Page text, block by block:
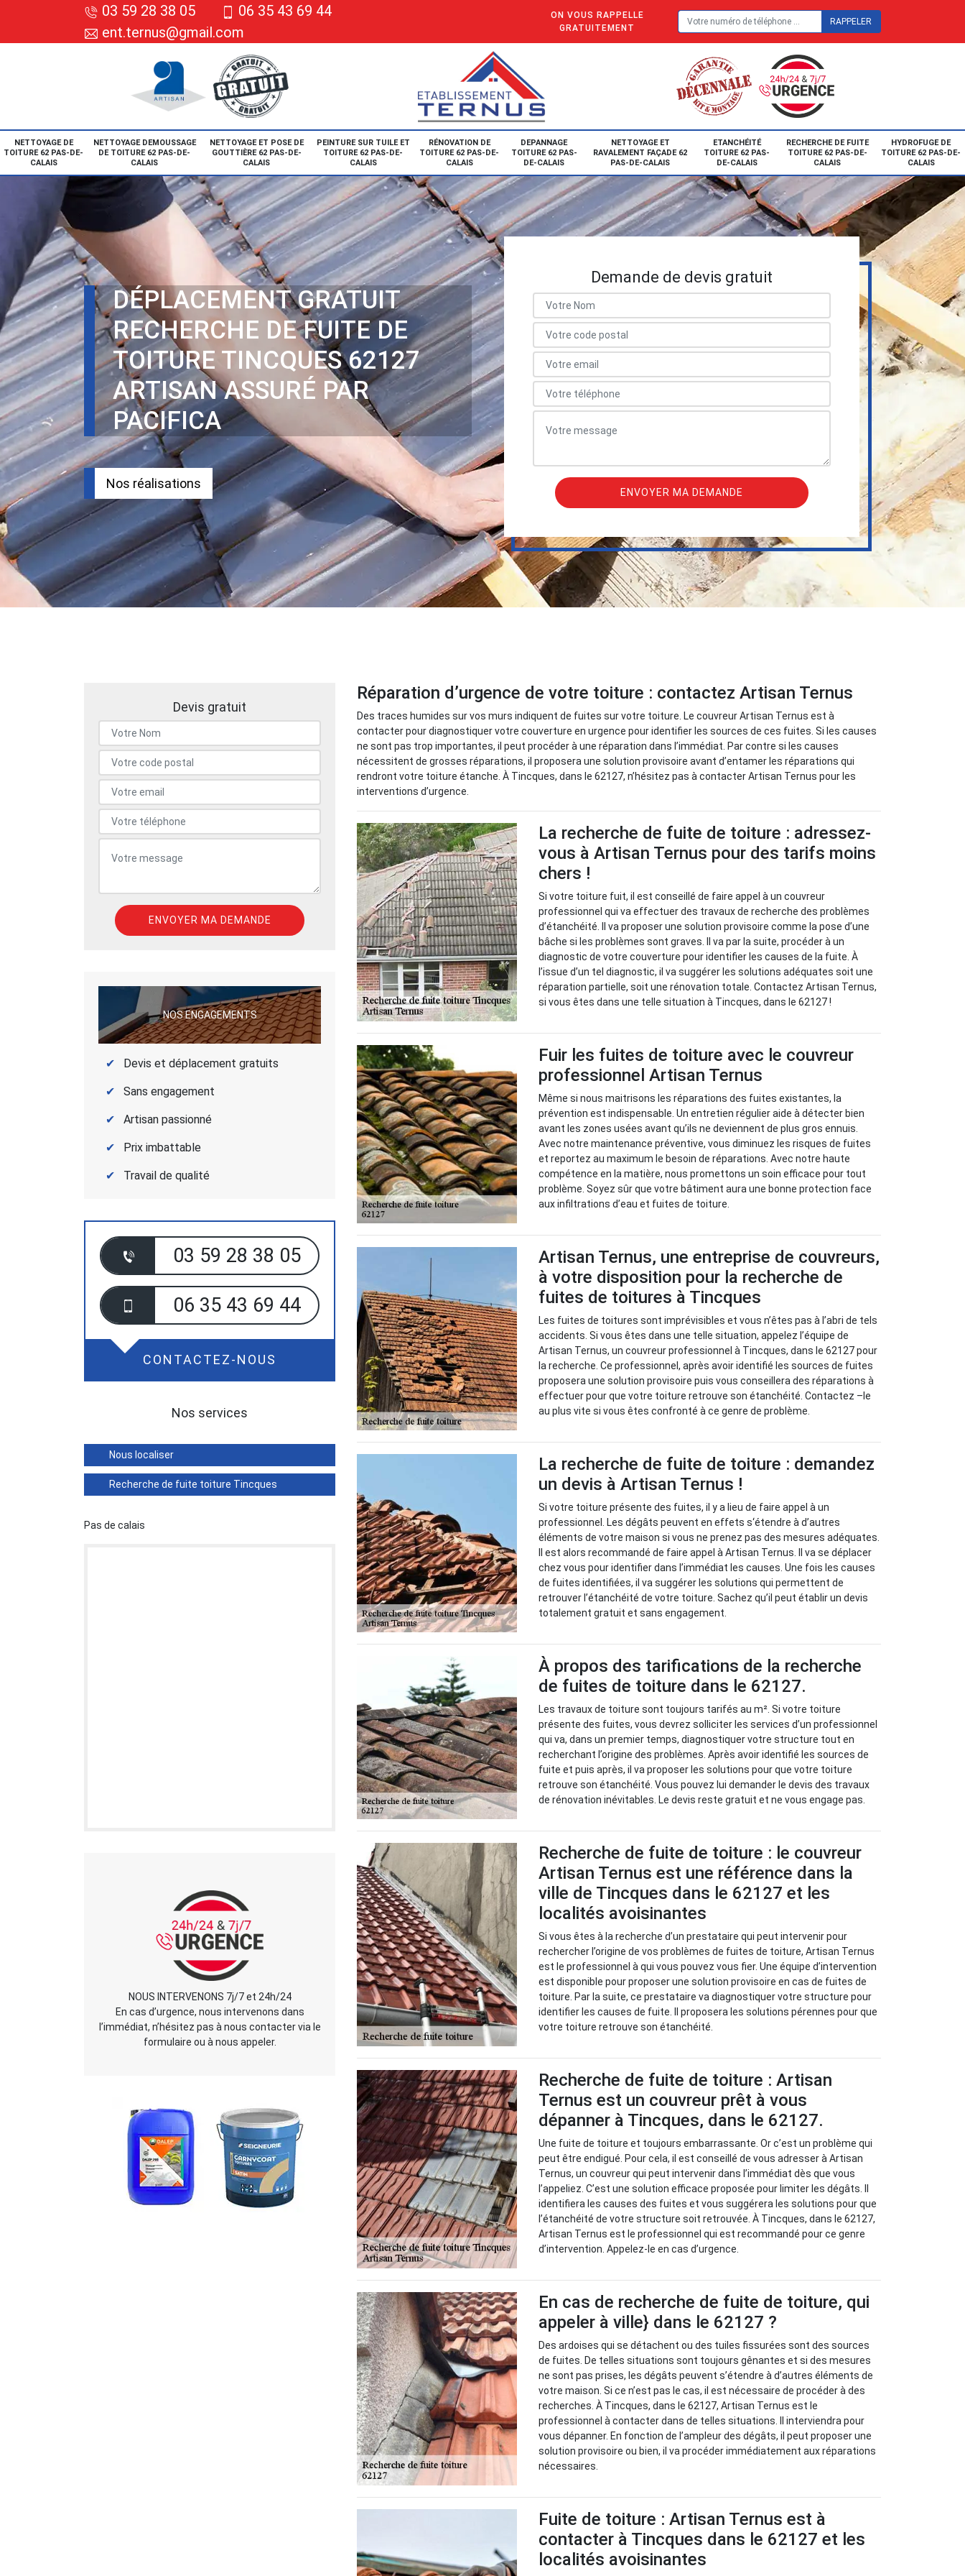
03 59 28 38 05
06 35 43 69 44
ent.ternus@gmail.com
ON VOUS RAPPELLE
GRATUITEMENT
NETTOYAGE DE
TOITURE 62 PAS-DE-
CALAIS
NETTOYAGE DEMOUSSAGE
DE TOITURE 62 PAS-DE-
CALAIS
NETTOYAGE ET POSE DE
GOUTTIÈRE 62 PAS-DE-
CALAIS
PEINTURE SUR TUILE ET
TOITURE 62 PAS-DE-
CALAIS
RÉNOVATION DE
TOITURE 62 PAS-DE-
CALAIS
DEPANNAGE
TOITURE 62 PAS-
DE-CALAIS
NETTOYAGE ET
RAVALEMENT FAÇADE 62
PAS-DE-CALAIS
ETANCHÉITÉ
TOITURE 62 PAS-
DE-CALAIS
RECHERCHE DE FUITE
TOITURE 62 PAS-DE-
CALAIS
HYDROFUGE DE
TOITURE 62 PAS-DE-
CALAIS
DÉPLACEMENT GRATUIT
RECHERCHE DE FUITE DE
TOITURE TINCQUES 62127
ARTISAN ASSURÉ PAR
PACIFICA
Nos réalisations
Demande de devis gratuit
Devis gratuit
NOS ENGAGEMENTS
Devis et déplacement gratuits
Sans engagement
Artisan passionné
Prix imbattable
Travail de qualité
03 59 28 38 05
06 35 43 69 44
CONTACTEZ-NOUS
Nos services
Nous localiser
Recherche de fuite toiture Tincques
Pas de calais
NOUS INTERVENONS 7j/7 et 24h/24
En cas d’urgence, nous intervenons dans
l’immédiat, n’hésitez pas à nous contacter via le
formulaire ou à nous appeler.
Réparation d’urgence de votre toiture : contactez Artisan Ternus
Des traces humides sur vos murs indiquent de fuites sur votre toiture. Le couvreur Artisan Ternus est à
contacter pour diagnostiquer votre couverture en urgence pour identifier les sources de ces fuites. Si les causes
ne sont pas trop importantes, il peut procéder à une réparation dans l’immédiat. Par contre si les causes
nécessitent de grosses réparations, il proposera une solution provisoire avant d’entamer les réparations qui
rendront votre toiture étanche. À Tincques, dans le 62127, n’hésitez pas à contacter Artisan Ternus pour les
interventions d’urgence.
La recherche de fuite de toiture : adressez-
vous à Artisan Ternus pour des tarifs moins
chers !
Si votre toiture fuit, il est conseillé de faire appel à un couvreur
professionnel qui va effectuer des travaux de recherche des problèmes
d’étanchéité. Il va proposer une solution provisoire comme la pose d’une
bâche si les problèmes sont graves. Il va par la suite, procéder à un
diagnostic de votre couverture pour identifier les causes de la fuite. À
l’issue d’un tel diagnostic, il va suggérer les solutions adéquates soit une
réparation partielle, soit une rénovation totale. Contactez Artisan Ternus,
si vous êtes dans une telle situation à Tincques, dans le 62127 !
Fuir les fuites de toiture avec le couvreur
professionnel Artisan Ternus
Même si nous maitrisons les réparations des fuites existantes, la
prévention est indispensable. Un entretien régulier aide à détecter bien
avant les zones usées avant qu’ils ne deviennent de plus gros ennuis.
Avec notre maintenance préventive, vous diminuez les risques de fuites
et reportez au maximum le besoin de réparations. Avec notre haute
compétence en la matière, nous promettons un soin efficace pour tout
problème. Soyez sûr que votre bâtiment aura une bonne protection face
aux infiltrations d’eau et fuites de toiture.
Artisan Ternus, une entreprise de couvreurs,
à votre disposition pour la recherche de
fuites de toitures à Tincques
Les fuites de toitures sont imprévisibles et vous n’êtes pas à l’abri de tels
accidents. Si vous êtes dans une telle situation, appelez l’équipe de
Artisan Ternus, un couvreur professionnel à Tincques, dans le 62127 pour
la recherche. Ce professionnel, après avoir identifié les sources de fuites
proposera une solution provisoire puis vous conseillera des réparations à
effectuer pour que votre toiture retrouve son étanchéité. Contactez –le
au plus vite si vous êtes confronté à ce genre de problème.
La recherche de fuite de toiture : demandez
un devis à Artisan Ternus !
Si votre toiture présente des fuites, il y a lieu de faire appel à un
professionnel. Les dégâts peuvent en effets s‘étendre à d’autres
éléments de votre maison si vous ne prenez pas des mesures adéquates.
Il est alors recommandé de faire appel à Artisan Ternus. Il va se déplacer
chez vous pour identifier dans l’immédiat les causes. Une fois les causes
de fuites identifiées, il va suggérer les solutions qui permettent de
retrouver l’étanchéité de votre toiture. Sachez qu’il peut établir un devis
totalement gratuit et sans engagement.
À propos des tarifications de la recherche
de fuites de toiture dans le 62127.
Les travaux de toiture sont toujours tarifés au m². Si votre toiture
présente des fuites, vous devrez solliciter les services d’un professionnel
qui va, dans un premier temps, diagnostiquer votre structure tout en
recherchant l’origine des problèmes. Après avoir identifié les sources de
fuite et puis après, il va proposer les solutions pour que votre toiture
retrouve son étanchéité. Vous pouvez lui demander le devis des travaux
de rénovation inévitables. Le devis reste gratuit et ne vous engage pas.
Recherche de fuite de toiture : le couvreur
Artisan Ternus est une référence dans la
ville de Tincques dans le 62127 et les
localités avoisinantes
Si vous êtes à la recherche d’un prestataire qui peut intervenir pour
rechercher l’origine de vos problèmes de fuites de toiture, Artisan Ternus
est le professionnel à qui vous pouvez vous fier. Une équipe d’intervention
est disponible pour proposer une solution provisoire en cas de fuites de
toiture. Par la suite, ce prestataire va diagnostiquer votre structure pour
identifier les causes de fuite. Il proposera les solutions pérennes pour que
votre toiture retrouve son étanchéité.
Recherche de fuite de toiture : Artisan
Ternus est un couvreur prêt à vous
dépanner à Tincques, dans le 62127.
Une fuite de toiture et toujours embarrassante. Or c’est un problème qui
peut être endigué. Pour cela, il est conseillé de vous adresser à Artisan
Ternus, un couvreur qui peut intervenir dans l’immédiat dès que vous
l’appeliez. C’est une solution efficace proposée pour limiter les dégâts. Il
identifiera les causes des fuites et vous suggérera les solutions pour que
l’étanchéité de votre structure soit retrouvée. À Tincques, dans le 62127,
Artisan Ternus est le professionnel qui est recommandé pour ce genre
d’intervention. Appelez-le en cas d’urgence.
En cas de recherche de fuite de toiture, qui
appeler à ville} dans le 62127 ?
Des ardoises qui se détachent ou des tuiles fissurées sont des sources
de fuites. De telles situations sont toujours gênantes et si des mesures
ne sont pas prises, les dégâts peuvent s’étendre à d’autres éléments de
votre maison. Si ce n’est pas le cas, il est nécessaire de procéder à des
recherches. À Tincques, dans le 62127, Artisan Ternus est le
professionnel à contacter dans de telles situations. Il interviendra pour
vous dépanner. En fonction de l’ampleur des dégâts, il peut proposer une
solution provisoire ou bien, il va procéder immédiatement aux réparations
nécessaires.
Fuite de toiture : Artisan Ternus est à
contacter à Tincques dans le 62127 et les
localités avoisinantes